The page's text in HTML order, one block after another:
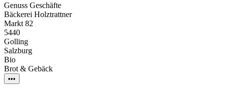
Genuss Geschäfte
Bäckerei Holztrattner
Markt 82
5440
Golling
Salzburg
Bio
Brot & Gebäck
•••